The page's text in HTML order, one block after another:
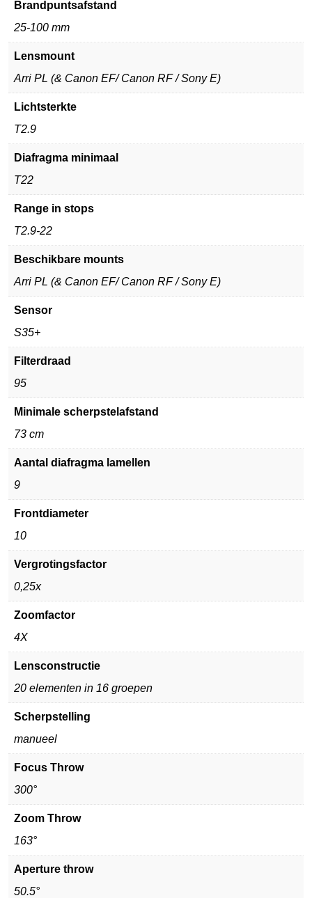
Brandpuntsafstand
25-100 mm
Lensmount
Arri PL (& Canon EF/ Canon RF / Sony E)
Lichtsterkte
T2.9
Diafragma minimaal
T22
Range in stops
T2.9-22
Beschikbare mounts
Arri PL (& Canon EF/ Canon RF / Sony E)
Sensor
S35+
Filterdraad
95
Minimale scherpstelafstand
73 cm
Aantal diafragma lamellen
9
Frontdiameter
10
Vergrotingsfactor
0,25x
Zoomfactor
4X
Lensconstructie
20 elementen in 16 groepen
Scherpstelling
manueel
Focus Throw
300°
Zoom Throw
163°
Aperture throw
50.5°